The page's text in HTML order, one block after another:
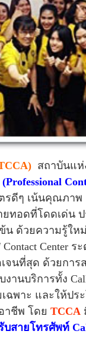
) สถาบันแห่
รดีๆ เน้นคุณภาพ
ยทอดที่โดดเด่น
น ด้วยความรู้ให
Center ร
เจนที่สุด ด้วยกา
านบริการทั้ง
เฉพาะ และให้ป
าชีพ โดย TCCA
สายโทรศัพท์